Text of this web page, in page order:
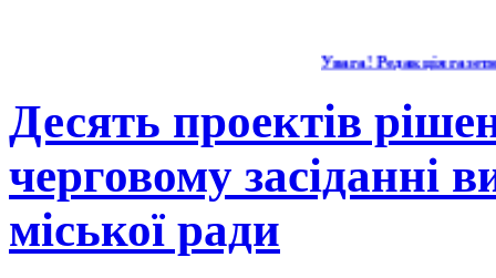
Увага! Редакція газети
Десять проектів
черговому засіданні
міської ради